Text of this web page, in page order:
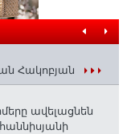
Հակոբյան
ավելացնեն